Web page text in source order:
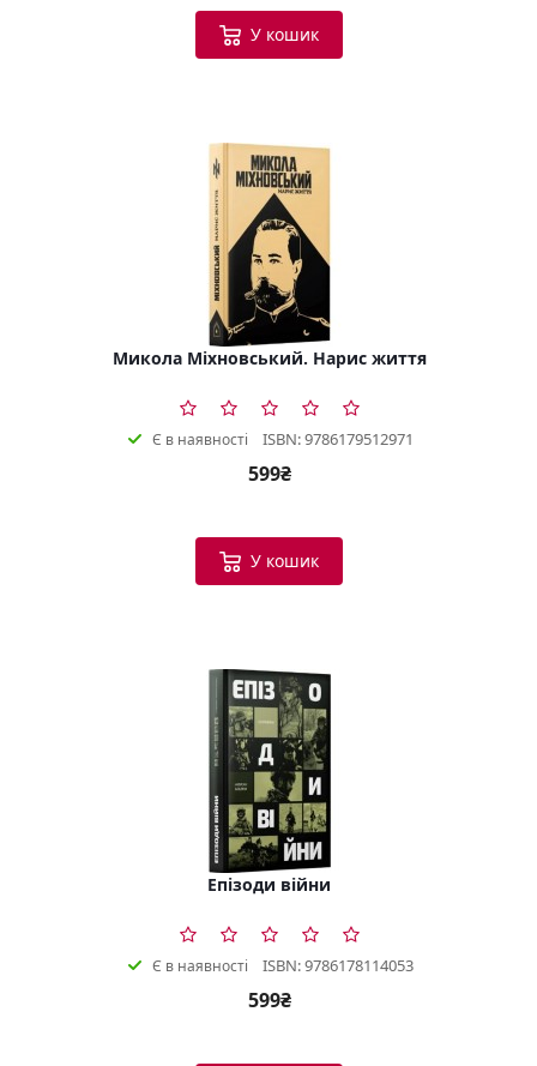
У кошик
Микола Міхновський. Нарис життя
Є в наявності ISBN: 9786179512971
599₴
У кошик
Епізоди війни
Є в наявності ISBN: 9786178114053
599₴